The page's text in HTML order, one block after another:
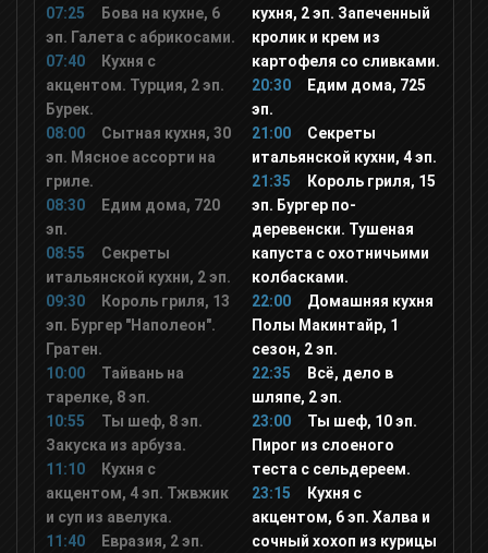
Top Secret
Мульт
В Гостях у Сказки
Супер
Ani
Мультимузыка
07:25
Бова на кухне, 6
эп. Галета с абрикосами.
07:40
Кухня с
акцентом. Турция, 2 эп.
Бурек.
08:00
Сытная кухня, 30
эп. Мясное ассорти на
гриле.
08:30
Едим дома, 720
эп.
08:55
Секреты
итальянской кухни, 2 эп.
09:30
Король гриля, 13
эп. Бургер "Наполеон".
Гратен.
10:00
Тайвань на
тарелке, 8 эп.
10:55
Ты шеф, 8 эп.
Закуска из арбуза.
11:10
Кухня с
акцентом, 4 эп. Тжвжик
и суп из авелука.
11:40
Евразия, 2 эп.
кухня, 2 эп. Запеченный
кролик и крем из
картофеля со сливками.
20:30
Едим дома, 725
эп.
21:00
Секреты
итальянской кухни, 4 эп.
21:35
Король гриля, 15
эп. Бургер по-
деревенски. Тушеная
капуста с охотничьими
колбасками.
22:00
Домашняя кухня
Полы Макинтайр, 1
сезон, 2 эп.
22:35
Всё, дело в
шляпе, 2 эп.
23:00
Ты шеф, 10 эп.
Пирог из слоеного
теста с сельдереем.
23:15
Кухня с
акцентом, 6 эп. Халва и
сочный хохоп из курицы